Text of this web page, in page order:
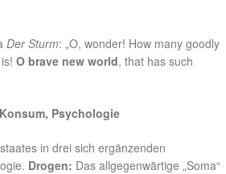
Der Sturm: „O, wonder! How many goodly
O brave new world, that has such
Psychologie
in drei sich ergänzenden
Drogen: Das allgegenwärtige „Soma“